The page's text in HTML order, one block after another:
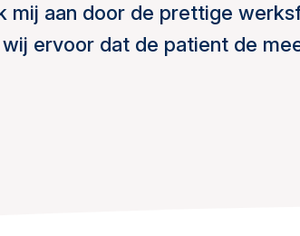
mij aan door de prettige
ervoor dat de patient de